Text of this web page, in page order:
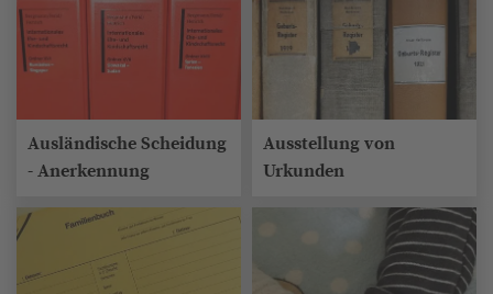
Ausländische Scheidung
- Anerkennung
Ausstellung von
Urkunden